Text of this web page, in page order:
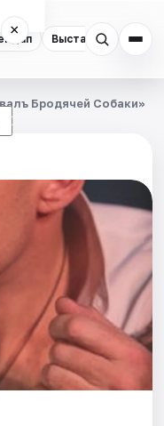
Выставки
×
☾
Бродячей Собаки»